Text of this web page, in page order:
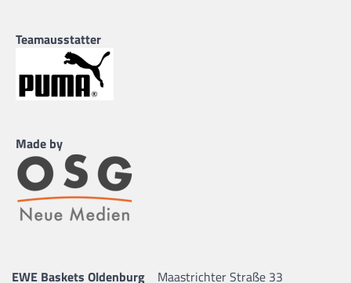
Teamausstatter
Made by
EWE Baskets Oldenburg Maastrichter Straße 33